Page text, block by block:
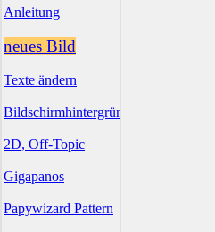
Anleitung
neues Bild
Texte ändern
Bildschirmhintergründe
2D, Off-Topic
Gigapanos
Papywizard Pattern